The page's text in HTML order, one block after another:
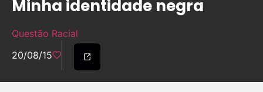
Minha identidade negra
Questão Racial
20/08/15